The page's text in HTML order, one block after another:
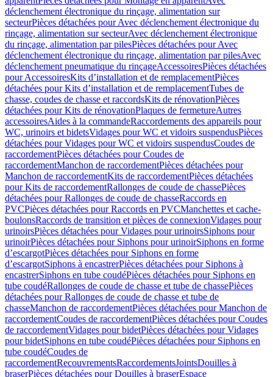
déclenchement électronique du rinçage, alimentation sur
secteurPièces détachées pour Avec déclenchement électronique du
rinçage, alimentation sur secteurAvec déclenchement électronique
du rinçage, alimentation par pilesPièces détachées pour Avec
déclenchement électronique du rinçage, alimentation par pilesAvec
déclenchement pneumatique du rinçageAccessoiresPièces détachées
pour AccessoiresKits d’installation et de remplacementPièces
détachées pour Kits d’installation et de remplacementTubes de
chasse, coudes de chasse et raccordsKits de rénovationPièces
détachées pour Kits de rénovationPlaques de fermetureAutres
accessoiresAides à la commandeRaccordements des appareils pour
WC, urinoirs et bidetsVidages pour WC et vidoirs suspendusPièces
détachées pour Vidages pour WC et vidoirs suspendusCoudes de
raccordementPièces détachées pour Coudes de
raccordementManchon de raccordementPièces détachées pour
Manchon de raccordementKits de raccordementPièces détachées
pour Kits de raccordementRallonges de coude de chassePièces
détachées pour Rallonges de coude de chasseRaccords en
PVCPièces détachées pour Raccords en PVCManchettes et cache-
boulonsRaccords de transition et pièces de connexionVidages pour
urinoirsPièces détachées pour Vidages pour urinoirsSiphons pour
urinoirPièces détachées pour Siphons pour urinoirSiphons en forme
d’escargotPièces détachées pour Siphons en forme
d’escargotSiphons à encastrerPièces détachées pour Siphons à
encastrerSiphons en tube coudéPièces détachées pour Siphons en
tube coudéRallonges de coude de chasse et tube de chassePièces
détachées pour Rallonges de coude de chasse et tube de
chasseManchon de raccordementPièces détachées pour Manchon de
raccordementCoudes de raccordementPièces détachées pour Coudes
de raccordementVidages pour bidetPièces détachées pour Vidages
pour bidetSiphons en tube coudéPièces détachées pour Siphons en
tube coudéCoudes de
raccordementRecouvrementsRaccordementsJointsDouilles à
braserPièces détachées pour Douilles à braserEspace